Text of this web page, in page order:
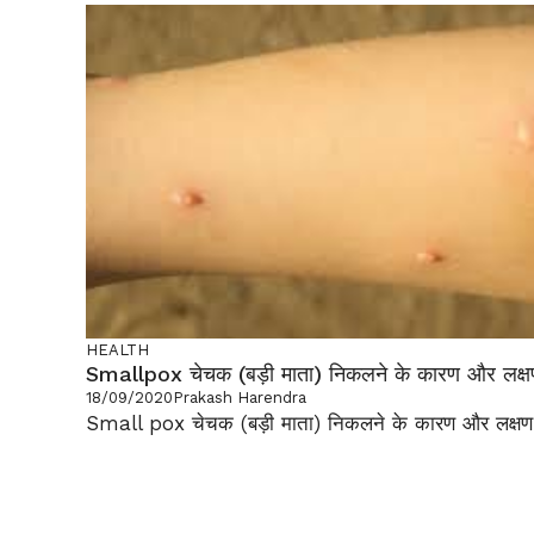
HEALTH
Smallpox चेचक (बड़ी माता) निकलने के कारण और
18/09/2020Prakash Harendra
Small pox चेचक (बड़ी माता) निकलने के कारण और लक्षण